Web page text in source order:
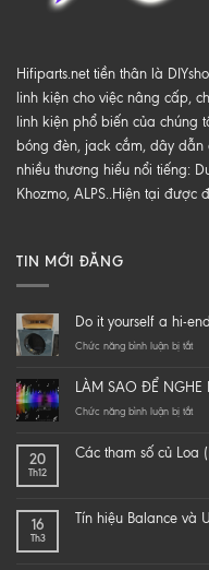
Hifiparts.net tiền thân là
linh kiện cho việc nâng cấp,
linh kiện phổ biến của chúng
bóng đèn, jack cắm, dây dẫn
nhiều thương hiểu nổi tiếng:
Khozmo, ALPS..Hiện tại được
TIN MỚI ĐĂNG
Do it yourself a hi-
Chức năng bình luận bị tắtở
a
loa
LÀM SAO ĐỂ
Chức năng bình luận bị tắtở
ĐỂ
20
Th12
Các tham số củ Loa
16
Th3
Tín hiệu Balance và